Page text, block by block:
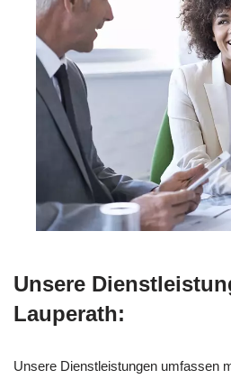
Unsere
Lauperath:
Unsere Dienstleistungen umfassen